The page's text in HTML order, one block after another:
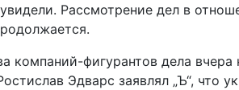
Рассмотрение дел в
компаний-фигурантов дела вчера
Эдварс заявлял „Ъ“, что